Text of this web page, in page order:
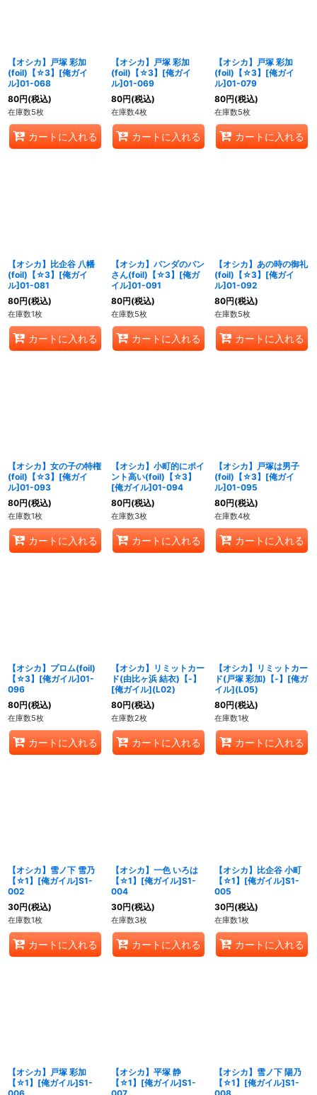
【オシカ】戸塚 彩加
(foil)【☆3】[俺ガイ
ル]01-068
80円(税込)
在庫数5枚
カートに入れる
【オシカ】戸塚 彩加
(foil)【☆3】[俺ガイ
ル]01-069
80円(税込)
在庫数4枚
カートに入れる
【オシカ】戸塚 彩加
(foil)【☆3】[俺ガイ
ル]01-079
80円(税込)
在庫数5枚
カートに入れる
【オシカ】比企谷 八幡
(foil)【☆3】[俺ガイ
ル]01-081
80円(税込)
在庫数1枚
カートに入れる
【オシカ】パンダのパン
さん(foil)【☆3】[俺ガ
イル]01-091
80円(税込)
在庫数5枚
カートに入れる
【オシカ】あの時の御礼
(foil)【☆3】[俺ガイ
ル]01-092
80円(税込)
在庫数5枚
カートに入れる
【オシカ】女の子の特権
(foil)【☆3】[俺ガイ
ル]01-093
80円(税込)
在庫数1枚
カートに入れる
【オシカ】小町的にポイ
ント高い(foil)【☆3】
[俺ガイル]01-094
80円(税込)
在庫数3枚
カートに入れる
【オシカ】戸塚は男子
(foil)【☆3】[俺ガイ
ル]01-095
80円(税込)
在庫数4枚
カートに入れる
【オシカ】プロム(foil)
【☆3】[俺ガイル]01-
096
80円(税込)
在庫数5枚
カートに入れる
【オシカ】リミットカー
ド(由比ヶ浜 結衣)【-】
[俺ガイル](L02)
80円(税込)
在庫数2枚
カートに入れる
【オシカ】リミットカー
ド(戸塚 彩加)【-】[俺ガ
イル](L05)
80円(税込)
在庫数1枚
カートに入れる
【オシカ】雪ノ下 雪乃
【☆1】[俺ガイル]S1-
002
30円(税込)
在庫数1枚
カートに入れる
【オシカ】一色 いろは
【☆1】[俺ガイル]S1-
004
30円(税込)
在庫数3枚
カートに入れる
【オシカ】比企谷 小町
【☆1】[俺ガイル]S1-
005
30円(税込)
在庫数1枚
カートに入れる
【オシカ】戸塚 彩加
【☆1】[俺ガイル]S1-
【オシカ】平塚 静
【☆1】[俺ガイル]S1-
【オシカ】雪ノ下 陽乃
【☆1】[俺ガイル]S1-